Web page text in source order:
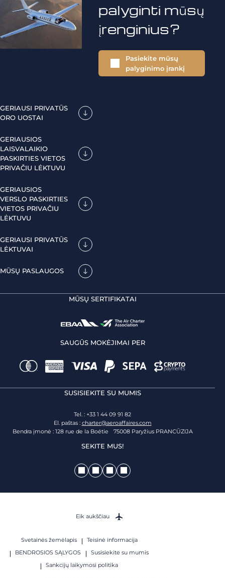
palyginti mūsų
įrenginius?
Pasiekite mūsų
palyginimo įrankį
GERIAUSI PRIVATŪS
ORO UOSTAI
GERIAUSIOS
LAISVALAIKIO
PASKIRTIES VIETOS
PRIVAČIU LĖKTUVU
GERIAUSIOS
VERSLO PASKIRTIES
VIETOS PRIVAČIU
LĖKTUVU
GERIAUSI PRIVATŪS
LĖKTUVAI
MŪSŲ PASLAUGOS
MŪSŲ SERTIFIKATAI
SAUGŪS MOKĖJIMAI PER
SUSISIEKITE SU MUMIS
Tel. : +33 1 44 09 91 82
El. paštas : charter@aeroaffaires.com
Bendra įmonė : 128 rue de la Boétie 75008 Paryžius PRANCŪZIJA
SEKITE MUS!
Svetainės žemėlapis
Teisinė informacija
BENDROSIOS SĄLYGOS
Susisiekite su mumis
Sankcijų laikymosi politika
Eik aukščiau